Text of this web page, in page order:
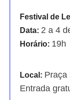
Festival de
Data: 2 a 4
Horário: 19h
Local: Praça
Entrada